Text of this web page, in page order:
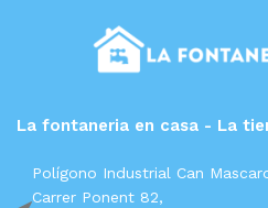
La fontaneria en casa - La
Polígono Industrial Can
Carrer Ponent 82,